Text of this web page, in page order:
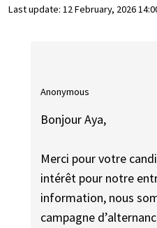
Last update: 12 February, 2026
Anonymous
Bonjour Aya,
Merci pour votre
intérêt pour notre
information, nous
campagne